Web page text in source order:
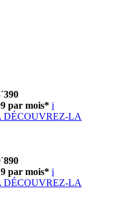
par mois* i
DÉCOUVREZ-LA
par mois* i
DÉCOUVREZ-LA